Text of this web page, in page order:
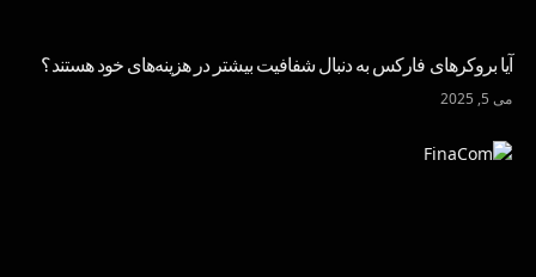
آیا بروکرهای فارکس به دنبال شفافیت بیشتر در هزینه‌های خود هستند؟
می 5, 2025